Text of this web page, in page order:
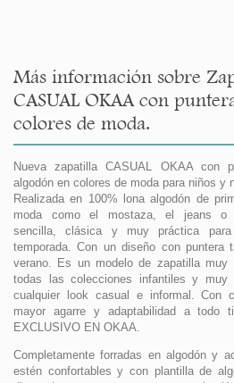
Más información sobre
CASUAL OKAA con
colores de moda.
Nueva zapatilla CASUAL OKAA con
algodón en colores de moda para niños y
Realizada en 100% lona algodón de
moda como el mostaza, el jeans
sencilla, clásica y muy práctica
temporada. Con un diseño con puntera
verano. Es un modelo de zapatilla muy
todas las colecciones infantiles y muy
cualquier look casual e informal. Con
mayor agarre y adaptabilidad a todo
EXCLUSIVO EN OKAA.
Completamente forradas en algodón y
estén confortables y con plantilla de